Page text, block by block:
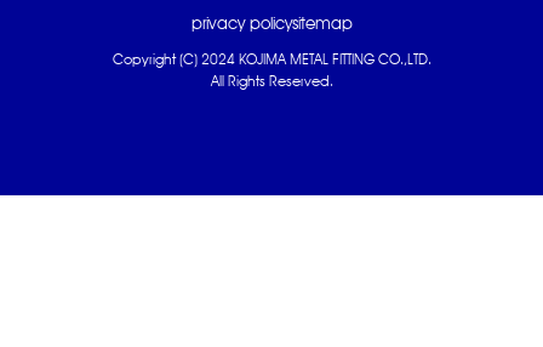
Copyright (C) 2024 KOJIMA METAL FITTING CO.,LTD.
All Rights Reserved.
privacy policysitemap